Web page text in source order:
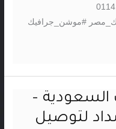
/01141501660
#موشن_جرافيك
–
لتوصيل